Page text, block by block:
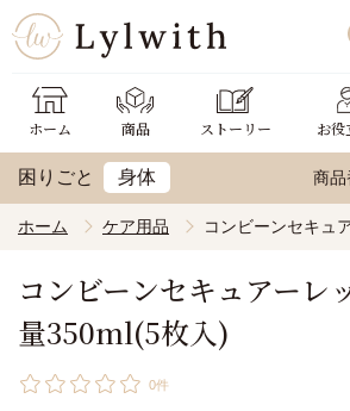
ホーム 商品 ストーリー お役
新
わた
助成
困りごと 身体 商品
ホーム ケア用品 コンビーンセキュ
コンビーンセキュアーレ
量350ml(5枚入)
0件